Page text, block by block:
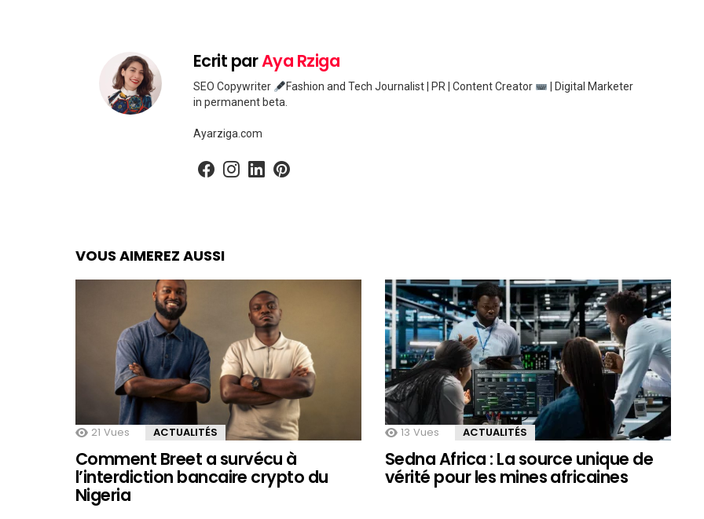
Ecrit parAya Rziga
SEO Copywriter Fashion and Tech Journalist | PR | Content Creator
| Digital Marketer
in permanent beta.
Ayarziga.com
facebookinstagram
linkedin
VOUS AIMEREZ AUSSI
21 Vues ACTUALITÉS
Comment Breet a survécu à
l’interdiction bancaire crypto du
Nigeria
13 Vues ACTUALITÉS
Sedna Africa : La source unique de
vérité pour les mines africaines